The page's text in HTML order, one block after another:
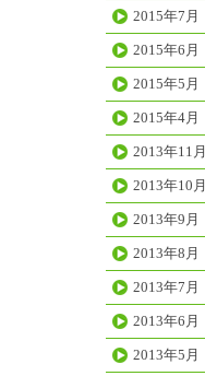
2015年7月
2015年6月
2015年5月
2015年4月
2013年11月
2013年10月
2013年9月
2013年8月
2013年7月
2013年6月
2013年5月